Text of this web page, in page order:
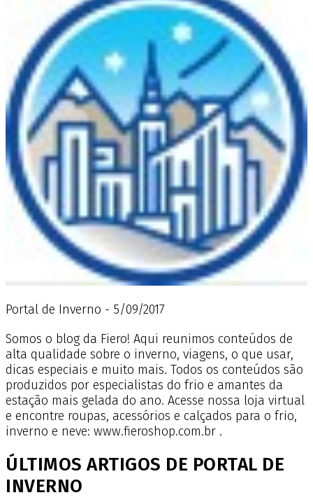
Portal de Inverno - 5/09/2017
Somos o blog da Fiero! Aqui reunimos conteúdos de
alta qualidade sobre o inverno, viagens, o que usar,
dicas especiais e muito mais. Todos os conteúdos são
produzidos por especialistas do frio e amantes da
estação mais gelada do ano. Acesse nossa loja virtual
e encontre roupas, acessórios e calçados para o frio,
inverno e neve: www.fieroshop.com.br .
ÚLTIMOS ARTIGOS DE PORTAL DE
INVERNO